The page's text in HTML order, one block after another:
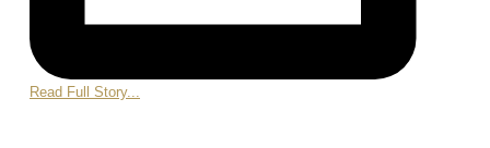
Read Full Story...